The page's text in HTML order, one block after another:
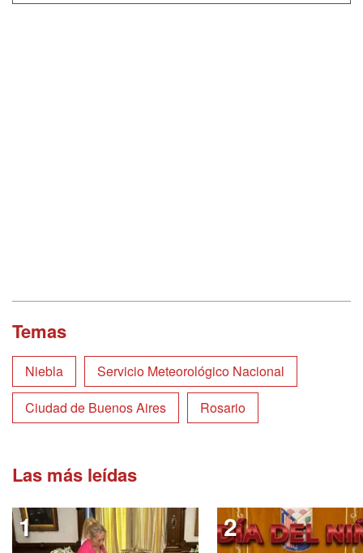
Temas
Niebla
Servicio Meteorológico Nacional
Ciudad de Buenos Aires
Rosario
Las más leídas